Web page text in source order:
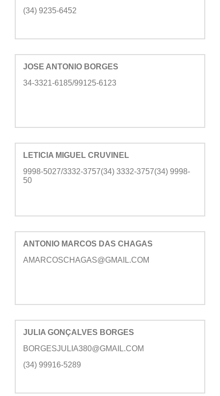
(34) 9235-6452
JOSE ANTONIO BORGES
34-3321-6185/99125-6123
LETICIA MIGUEL CRUVINEL
9998-5027/3332-3757(34) 3332-3757(34) 9998-
50
ANTONIO MARCOS DAS CHAGAS
AMARCOSCHAGAS@GMAIL.COM
JULIA GONÇALVES BORGES
BORGESJULIA380@GMAIL.COM
(34) 99916-5289